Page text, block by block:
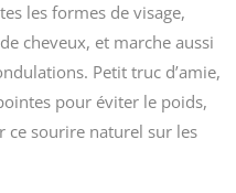
les formes de visage,
cheveux, et marche aussi
Petit truc d’amie,
pour éviter le poids,
ce sourire naturel sur les